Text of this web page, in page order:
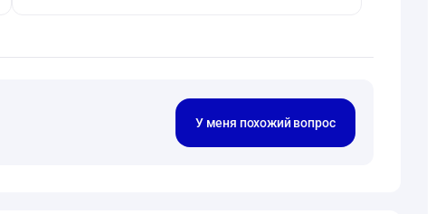
У меня похожий вопрос